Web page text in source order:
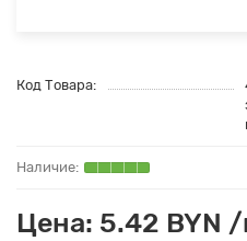
Код Товара:
Цена: 5.42 BYN